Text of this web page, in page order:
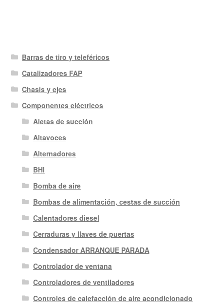
Barras de tiro y teleféricos
Catalizadores FAP
Chasis y ejes
Componentes eléctricos
Aletas de succión
Altavoces
Alternadores
BHI
Bomba de aire
Bombas de alimentación, cestas de succión
Calentadores diesel
Cerraduras y llaves de puertas
Condensador ARRANQUE PARADA
Controlador de ventana
Controladores de ventiladores
Controles de calefacción de aire acondicionado